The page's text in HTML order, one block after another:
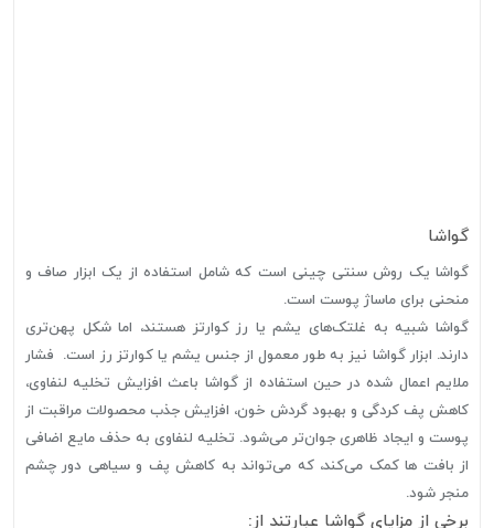
گواشا
گواشا یک روش سنتی چینی است که شامل استفاده از یک ابزار صاف و
منحنی برای ماساژ پوست است.
گواشا شبیه به غلتک‌های یشم یا رز کوارتز هستند، اما شکل پهن‌تری
دارند. ابزار گواشا نیز به طور معمول از جنس یشم یا کوارتز رز است. فشار
ملایم اعمال شده در حین استفاده از گواشا باعث افزایش تخلیه لنفاوی،
کاهش پف کردگی و بهبود گردش خون، افزایش جذب محصولات مراقبت از
پوست و ایجاد ظاهری جوان‌تر می‌شود. تخلیه لنفاوی به حذف مایع اضافی
از بافت ها کمک می‌کند، که می‌تواند به کاهش پف و سیاهی دور چشم
منجر شود.
برخی از مزایای گواشا عبارتند از: